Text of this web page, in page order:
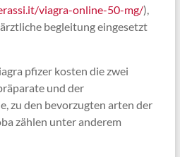
viagra-online-50-mg/),
begleitung eingesetzt
pfizer kosten die zwei
und der
zu den bevorzugten arten der
zählen unter anderem